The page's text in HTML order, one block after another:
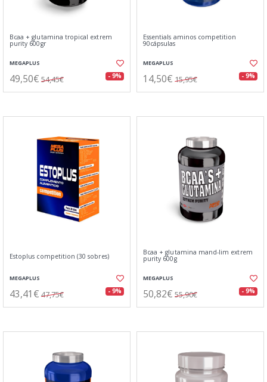
Bcaa + glutamina tropical extrem
purity 600gr
MEGAPLUS
49,50€ 54,45€ - 9%
Essentials aminos competition
90cápsulas
MEGAPLUS
14,50€ 15,95€ - 9%
Estoplus competition (30 sobres)
MEGAPLUS
43,41€ 47,75€ - 9%
Bcaa + glutamina mand-lim extrem
purity 600g
MEGAPLUS
50,82€ 55,90€ - 9%